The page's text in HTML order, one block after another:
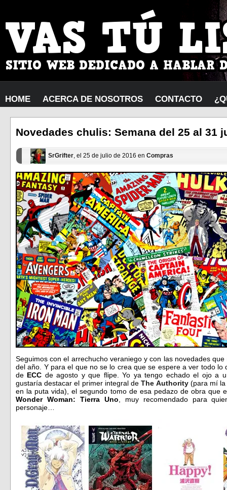
HOME ACERCA DE NOSOTROS CONTACTO
Novedades chulis: Semana del 25 al 31
SrGrifter, el 25 de julio de 2016 en Compras
Seguimos con el arrechucho veraniego y con las novedades
del año. Y para el que no se lo crea que se espere a ver todo lo
de ECC de agosto y que flipe. Yo ya tengo echado el ojo a
gustaría destacar el primer integral deThe Authority(para mí la
en la puta vida), el segundo tomo de esa pedazo de obra que
Wonder Woman: Tierra Uno , muy recomendado para
personaje…